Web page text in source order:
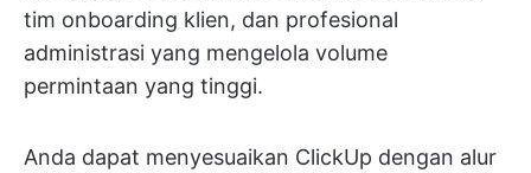
tim onboarding klien, dan profesional
administrasi yang mengelola volume
permintaan yang tinggi.
Anda dapat menyesuaikan ClickUp dengan alur